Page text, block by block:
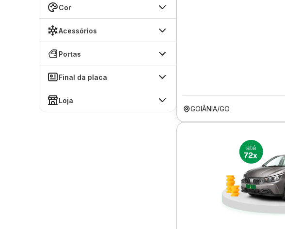
Cor
Acessórios
Portas
Final da placa
Loja
GOIÂNIA/GO